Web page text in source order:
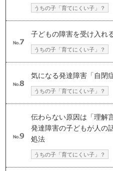
うちの子「育てにくい子」？
子どもの障害を受け入れ
うちの子「育てにくい子」？
気になる発達障害「自閉症
うちの子「育てにくい子」？
伝わらない原因は「理解
発達障害の子どもが人の
処法
うちの子「育てにくい子」？